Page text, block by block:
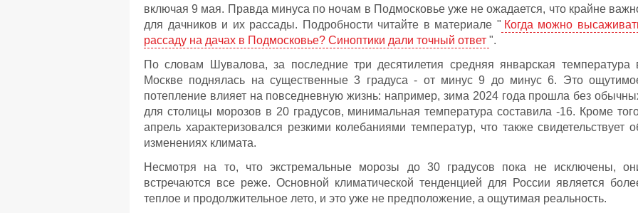
включая 9 мая. Правда минуса по ночам в Подмосковье уже не ожадается, что крайне
для дачников и их рассады. Подробности читайте в материале " Когда можно
рассаду на дачах в Подмосковье? Синоптики дали точный ответ ".
По словам Шувалова, за последние три десятилетия средняя январская температура
Москве поднялась на существенные 3 градуса - от минус 9 до минус 6. Это
потепление влияет на повседневную жизнь: например, зима 2024 года прошла без
для столицы морозов в 20 градусов, минимальная температура составила -16. Кроме
апрель характеризовался резкими колебаниями температур, что также свидетельствует
изменениях климата.
Несмотря на то, что экстремальные морозы до 30 градусов пока не исключены,
встречаются все реже. Основной климатической тенденцией для России является
теплое и продолжительное лето, и это уже не предположение, а ощутимая реальность.